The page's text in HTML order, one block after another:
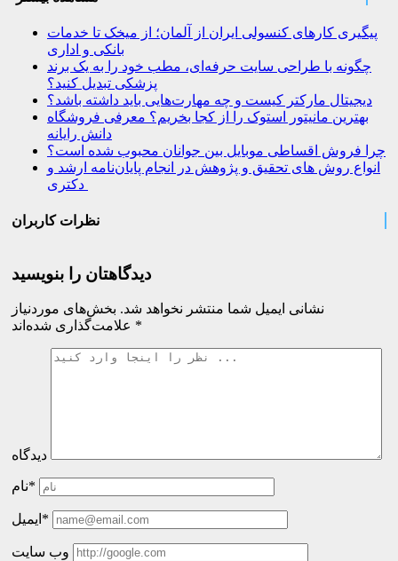
پیگیری کارهای کنسولی ایران از آلمان؛ از میخک تا خدمات
بانکی و اداری
چگونه با طراحی سایت حرفه‌ای، مطب خود را به یک برند
پزشکی تبدیل کنید؟
دیجیتال مارکتر کیست و چه مهارت‌هایی باید داشته باشد؟
بهترین مانیتور استوک را از کجا بخریم؟ معرفی فروشگاه
دانش رایانه
چرا فروش اقساطی موبایل بین جوانان محبوب شده است؟
انواع روش های تحقیق و پژوهش در انجام پایان‌نامه ارشد و
نظرات کاربران
دیدگاهتان را بنویسید
نشانی ایمیل شما منتشر نخواهد شد. بخش‌های موردنیاز
*
دیدگاه
نام*
ایمیل*
وب سایت